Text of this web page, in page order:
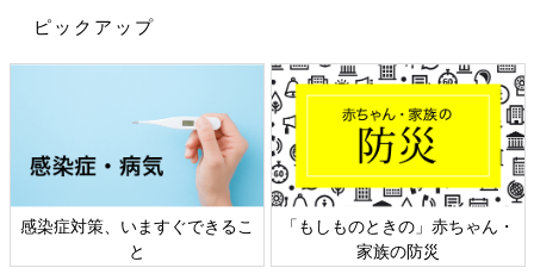
ピックアップ
感染症対策、いますぐできるこ
と
「もしものときの」赤ちゃん・
家族の防災